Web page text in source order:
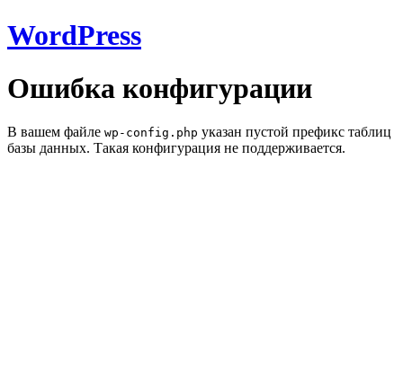
WordPress
Ошибка конфигурации
В вашем файле wp-config.php указан пустой префикс таблиц
базы данных. Такая конфигурация не поддерживается.